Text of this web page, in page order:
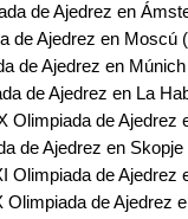
de Ajedrez en
de Ajedrez en Moscú
de Ajedrez en
de Ajedrez en La
Olimpiada de Ajedrez
de Ajedrez en
Olimpiada de Ajedrez
de Ajedrez